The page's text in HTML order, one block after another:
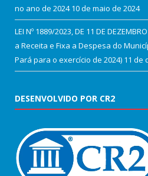
no ano de 2024 10 de maio de 2024
LEI Nº 1889/2023, DE 11 DE
a Receita e Fixa a Despesa do
Pará para o exercício de 2024) 11 de
DESENVOLVIDO POR CR2